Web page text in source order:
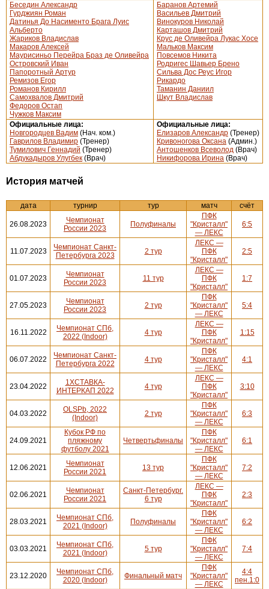
Беседин Александр
Гурджиян Роман
Датинья До Насименто Брага Луис
Альберто
Жариков Владислав
Макаров Алексей
Маурисиньо Перейра Браз де Оливейра
Островский Иван
Папоротный Артур
Ремизов Егор
Романов Кирилл
Самохвалов Дмитрий
Федоров Остап
Чужков Максим
Баранов Артемий
Васильев Дмитрий
Винокуров Николай
Карташов Дмитрий
Крус де Оливейра Лукас Хосе
Мальков Максим
Повсемов Никита
Родригес Шавьер Брено
Сильва Дос Реус Игор
Рикардо
Таманин Даниил
Шкут Владислав
Официальные лица:
Новгородцев Вадим (Нач. ком.)
Гаврилов Владимир (Тренер)
Тумилович Геннадий (Тренер)
Абдукадыров Улугбек (Врач)
Официальные лица:
Елизаров Александр (Тренер)
Кривоногова Оксана (Админ.)
Антошенков Всеволод (Врач)
Никифорова Ирина (Врач)
История матчей
дата турнир тур матч счёт
26.08.2023
Чемпионат
России 2023
Полуфиналы
ПФК
"Кристалл"
— ЛЕКС
6:5
11.07.2023
Чемпионат Санкт-
Петербурга 2023
2 тур
ЛЕКС —
ПФК
"Кристалл"
2:5
01.07.2023
Чемпионат
России 2023
11 тур
ЛЕКС —
ПФК
"Кристалл"
1:7
27.05.2023
Чемпионат
России 2023
2 тур
ПФК
"Кристалл"
— ЛЕКС
5:4
16.11.2022
Чемпионат СПб,
2022 (Indoor)
4 тур
ЛЕКС —
ПФК
"Кристалл"
1:15
06.07.2022
Чемпионат Санкт-
Петербурга 2022
4 тур
ПФК
"Кристалл"
— ЛЕКС
4:1
23.04.2022
1ХСТАВКА-
ИНТЕРКАП 2022
4 тур
ЛЕКС —
ПФК
"Кристалл"
3:10
04.03.2022
OLSPb, 2022
(Indoor)
2 тур
ПФК
"Кристалл"
— ЛЕКС
6:3
24.09.2021
Кубок РФ по
пляжному
футболу 2021
Четвертьфиналы
ПФК
"Кристалл"
— ЛЕКС
6:1
12.06.2021
Чемпионат
России 2021
13 тур
ПФК
"Кристалл"
— ЛЕКС
7:2
02.06.2021
Чемпионат
России 2021
Санкт-Петербург.
6 тур
ЛЕКС —
ПФК
"Кристалл"
2:3
28.03.2021
Чемпионат СПб,
2021 (Indoor)
Полуфиналы
ПФК
"Кристалл"
— ЛЕКС
6:2
03.03.2021
Чемпионат СПб,
2021 (Indoor)
5 тур
ПФК
"Кристалл"
— ЛЕКС
7:4
23.12.2020
Чемпионат СПб,
2020 (Indoor)
Финальный матч
ПФК
"Кристалл"
— ЛЕКС
4:4
пен.1:0